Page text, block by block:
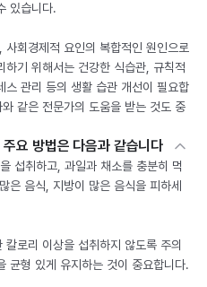
있습니다.
회경제적 요인의 복합적인 원인으로
하기 위해서는 건강한 식습관, 규칙적
스 관리 등의 생활 습관 개선이 필요합
같은 전문가의 도움을 받는 것도 중
요 방법은 다음과 같습니다
섭취하고, 과일과 채소를 충분히 먹
은 음식, 지방이 많은 음식을 피하세
로리 이상을 섭취하지 않도록 주의
균형 있게 유지하는 것이 중요합니다.